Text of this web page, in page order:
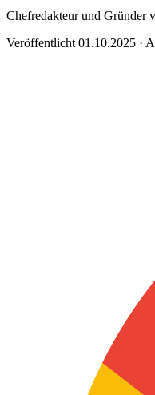
Chefredakteur und Gründer
Veröffentlicht 01.10.2025 ·